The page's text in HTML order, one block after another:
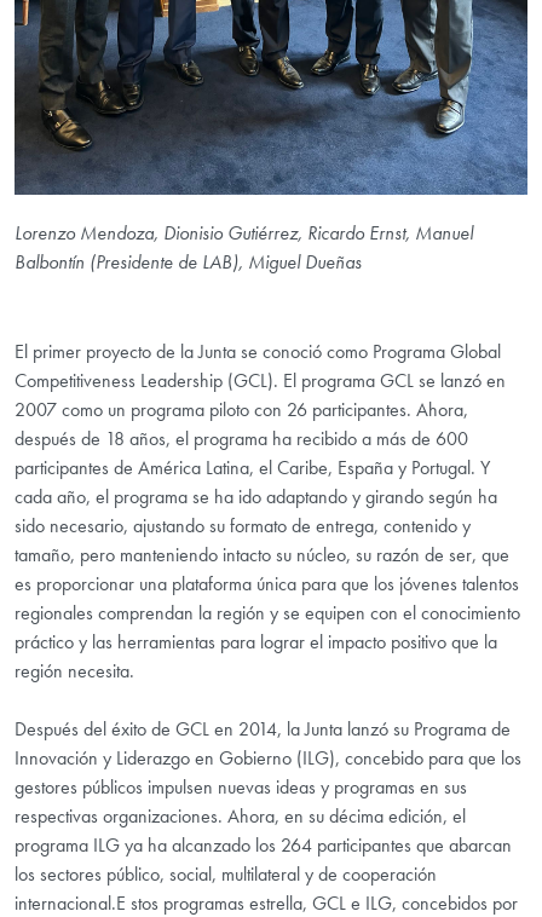
Lorenzo Mendoza, Dionisio Gutiérrez, Ricardo Ernst, Manuel
Balbontín (Presidente de LAB), Miguel Dueñas
El primer proyecto de la Junta se conoció como Programa Global
Competitiveness Leadership (GCL). El programa GCL se lanzó en
2007 como un programa piloto con 26 participantes. Ahora,
después de 18 años, el programa ha recibido a más de 600
participantes de América Latina, el Caribe, España y Portugal. Y
cada año, el programa se ha ido adaptando y girando según ha
sido necesario, ajustando su formato de entrega, contenido y
tamaño, pero manteniendo intacto su núcleo, su razón de ser, que
es proporcionar una plataforma única para que los jóvenes talentos
regionales comprendan la región y se equipen con el conocimiento
práctico y las herramientas para lograr el impacto positivo que la
región necesita.
Después del éxito de GCL en 2014, la Junta lanzó su Programa de
Innovación y Liderazgo en Gobierno (ILG), concebido para que los
gestores públicos impulsen nuevas ideas y programas en sus
respectivas organizaciones. Ahora, en su décima edición, el
programa ILG ya ha alcanzado los 264 participantes que abarcan
los sectores público, social, multilateral y de cooperación
internacional.E stos programas estrella, GCL e ILG, concebidos por